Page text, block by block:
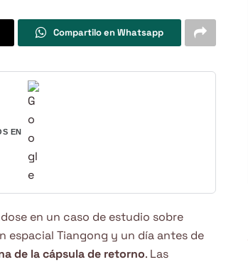
Compartilo en Whatsapp
EN
en un caso de estudio sobre
espacial Tiangong y un día antes de
de la cápsula de retorno. Las